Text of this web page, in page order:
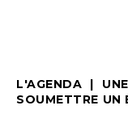
L'AGENDA
SOUMETTRE UN